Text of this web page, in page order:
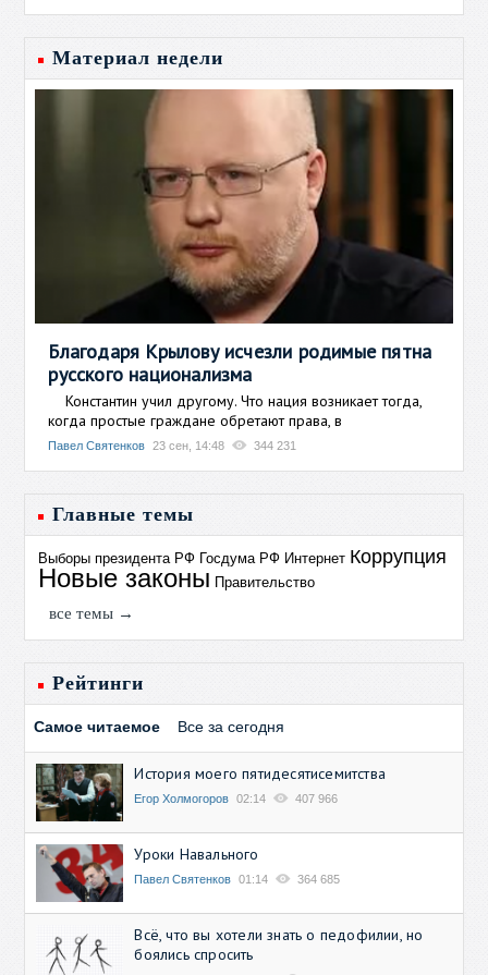
Материал недели
Благодаря Крылову исчезли родимые пятна
русского национализма
Константин учил другому. Что нация возникает тогда,
когда простые граждане обретают права, в
Павел Святенков 23 сен, 14:48 344 231
Главные темы
Выборы президента РФ Госдума РФ Интернет Коррупция
Новые законы Правительство
все темы →
Рейтинги
Самое читаемое Все за сегодня
История моего пятидесятисемитства
Егор Холмогоров 02:14 407 966
Уроки Навального
Павел Святенков 01:14 364 685
Всё, что вы хотели знать о педофилии, но
боялись спросить